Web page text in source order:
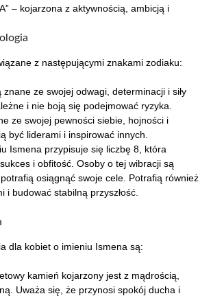
– kojarzona z aktywnością, ambicją i
z następującymi znakami zodiaku:
znane ze swojej odwagi, determinacji i siły
i nie boją się podejmować ryzyka.
ze swojej pewności siebie, hojności i
być liderami i inspirować innych.
Ismena przypisuje się liczbę 8, która
i obfitość. Osoby o tej wibracji są
osiągnąć swoje cele. Potrafią również
i budować stabilną przyszłość.
dla kobiet o imieniu Ismena są:
kamień kojarzony jest z mądrością,
Uważa się, że przynosi spokój ducha i